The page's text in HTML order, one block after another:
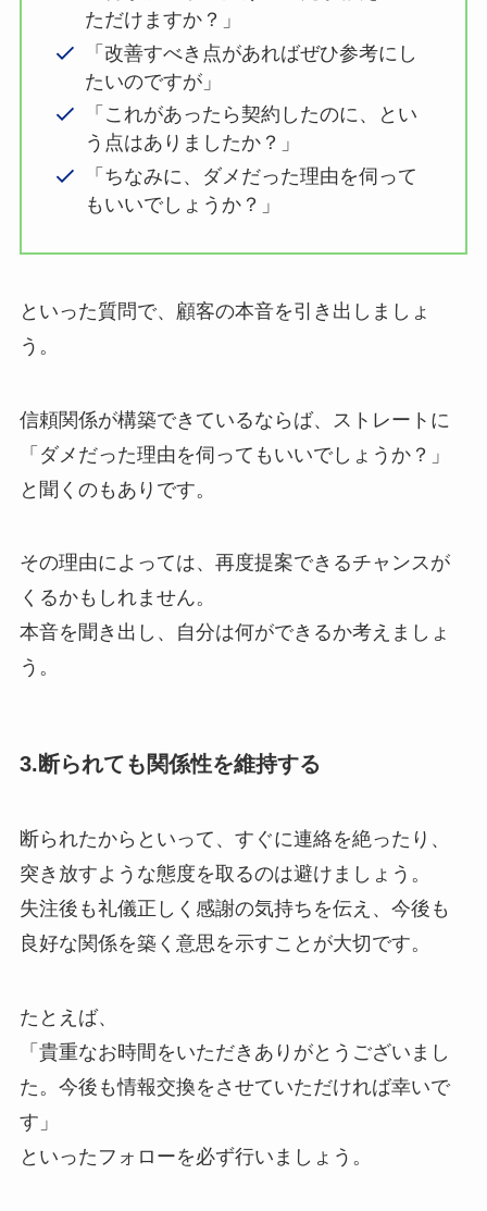
ただけますか？」
「改善すべき点があればぜひ参考にし
たいのですが」
「これがあったら契約したのに、とい
う点はありましたか？」
「ちなみに、ダメだった理由を伺って
もいいでしょうか？」
といった質問で、顧客の本音を引き出しましょ
う。
信頼関係が構築できているならば、ストレートに
「ダメだった理由を伺ってもいいでしょうか？」
と聞くのもありです。
その理由によっては、再度提案できるチャンスが
くるかもしれません。
本音を聞き出し、自分は何ができるか考えましょ
う。
3.断られても関係性を維持する
断られたからといって、すぐに連絡を絶ったり、
突き放すような態度を取るのは避けましょう。
失注後も礼儀正しく感謝の気持ちを伝え、今後も
良好な関係を築く意思を示すことが大切です。
たとえば、
「貴重なお時間をいただきありがとうございまし
た。今後も情報交換をさせていただければ幸いで
す」
といったフォローを必ず行いましょう。